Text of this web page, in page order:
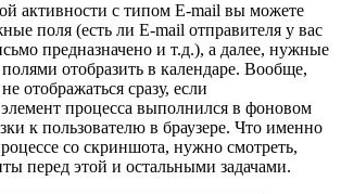
активности с типом E-mail вы можете
поля (есть ли E-mail отправителя у вас
предназначено и т.д.), а далее, нужные
отобразить в календаре. Вообще,
отображаться сразу, если
процесса выполнился в фоновом
к пользователю в браузере. Что именно
со скриншота, нужно смотреть,
перед этой и остальными задачами.